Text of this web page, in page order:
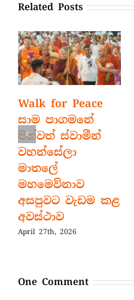
Related Posts
Walk for Peace
සාම පාගමනේ
පින්වත් ස්වාමීන්
වහන්සේලා
මාතලේ
මහමෙව්නාව
අසපුවට වැඩම කළ
අවස්ථාව
April 27th, 2026
One Comment